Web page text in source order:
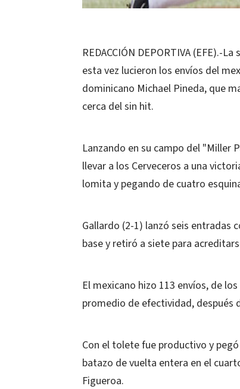
REDACCIÓN DEPORTIVA (EFE).-
esta vez lucieron los envíos del
dominicano Michael Pineda, que
cerca del sin hit.
Lanzando en su campo del "Miller
llevar a los Cerveceros a una
lomita y pegando de cuatro
Gallardo (2-1) lanzó seis entradas
base y retiró a siete para
El mexicano hizo 113 envíos, de
promedio de efectividad, después
Con el tolete fue productivo y
batazo de vuelta entera en el
Figueroa.